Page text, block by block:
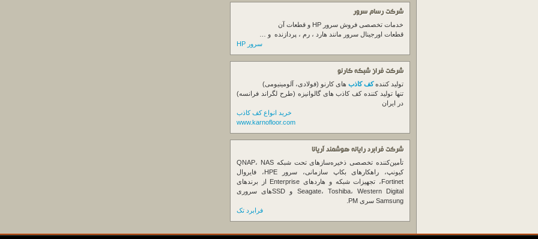
شرکت رسام سرور
خدمات تخصصی فروش سرور
قطعات اورجینال سرور مانند هارد ، رم ، پردازنده و …
سرور HP
شرکت فراز شبکه کارنو
تولید کنندهکف کاذب های کارنو (فولادی، آلومینیومی)
تنها تولید کننده کف کاذب های گالوانیزه (طرح لگراند فرانسه)
در ایران
خرید انواع کف کاذب
www.karnofloor.com
شرکت فرابرد رایانه هوشمند آریانا
تأمین‌کننده تخصصی ذخیره‌سازهای تحت شبکه QNAP، NAS
کیونپ، راهکارهای بکاپ سازمانی، سرور HPE، فایروال
Fortinet، تجهیزات شبکه و هاردهای Enterprise از برندهای
Seagate، Toshiba، Western Digital و SSDهای سروری
Samsung سری PM.
فرابرد تک